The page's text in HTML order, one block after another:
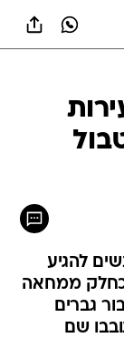
להגיע
כחלק ממחאה
גברים
שם